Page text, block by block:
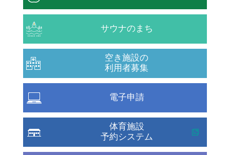
サウナのまち
空き施設の
利用者募集
電子申請
体育施設
予約システム